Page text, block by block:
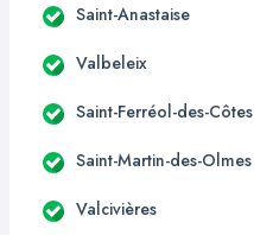
Saint-Anastaise
Valbeleix
Saint-Ferréol-des-Côtes
Saint-Martin-des-Olmes
Valcivières